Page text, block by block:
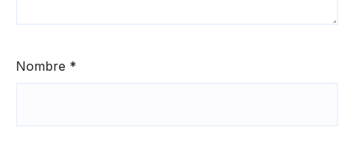
Nombre *